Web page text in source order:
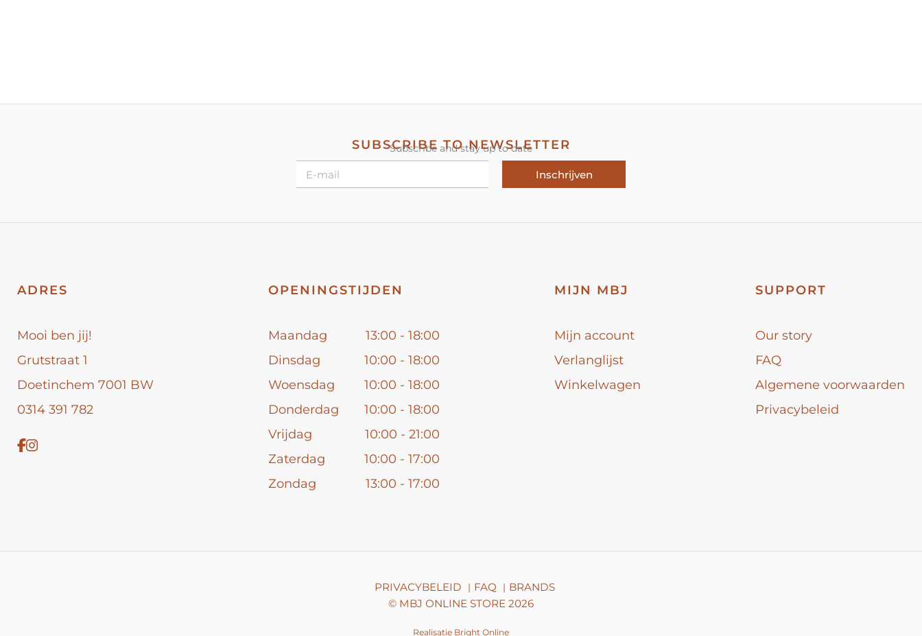
SUBSCRIBE TO NEWSLETTER
Subscribe and stay up to date
Inschrijven
ADRES
Mooi ben jij!
Grutstraat 1
Doetinchem 7001 BW
0314 391 782
OPENINGSTIJDEN
Maandag
13:00 - 18:00
Dinsdag
10:00 - 18:00
Woensdag
10:00 - 18:00
Donderdag
10:00 - 18:00
Vrijdag
10:00 - 21:00
Zaterdag
10:00 - 17:00
Zondag
13:00 - 17:00
MIJN MBJ
Mijn account
Verlanglijst
Winkelwagen
SUPPORT
Our story
FAQ
Algemene voorwaarden
Privacybeleid
PRIVACYBELEID FAQ
BRANDS
© MBJ ONLINE STORE 2026
Realisatie Bright Online